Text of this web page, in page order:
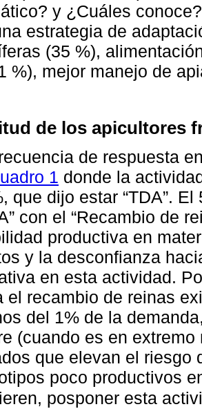
y ¿Cuáles
estrategia de
(35 %),
%), mejor manejo de
de los apicultores
de respuesta
1 donde la
que dijo estar “TDA”.
con el “Recambio de
productiva en
y la desconfianza
en esta actividad.
el recambio de reinas
del 1% de la
(cuando es en
que elevan el riesgo
poco productivos
posponer esta